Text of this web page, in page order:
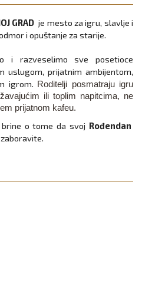
GRAD je mesto za igru, slavlje i
i opuštanje za starije.
i razveselimo sve posetioce
uslugom, prijatnim ambijentom,
igrom.
Roditelji posmatraju igru
ili toplim napitcima, ne
prijatnom kafeu.
o tome da svoj Rođendan